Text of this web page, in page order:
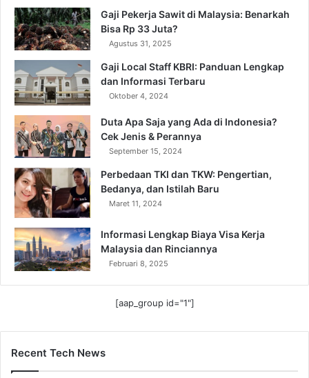
Gaji Pekerja Sawit di Malaysia: Benarkah
Bisa Rp 33 Juta?
Agustus 31, 2025
Gaji Local Staff KBRI: Panduan Lengkap
dan Informasi Terbaru
Oktober 4, 2024
Duta Apa Saja yang Ada di Indonesia?
Cek Jenis & Perannya
September 15, 2024
Perbedaan TKI dan TKW: Pengertian,
Bedanya, dan Istilah Baru
Maret 11, 2024
Informasi Lengkap Biaya Visa Kerja
Malaysia dan Rinciannya
Februari 8, 2025
[aap_group id="1"]
Recent Tech News